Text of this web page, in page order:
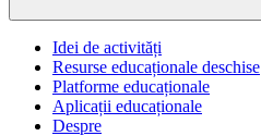
Idei de activități
Resurse educaționale deschise
Platforme educaționale
Aplicații educaționale
Despre